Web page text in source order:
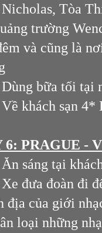
Tòa
trường
và cũng là
bữa tối tại
khách sạn
6: PRAGUE -
sáng tại
đưa đoàn đi
địa của giới
loại những